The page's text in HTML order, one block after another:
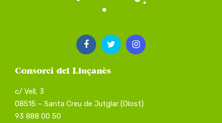
Consorci del Lluçanès
c/ Vell, 3
08515 – Santa Creu de Jutglar (Olost)
93 888 00 50